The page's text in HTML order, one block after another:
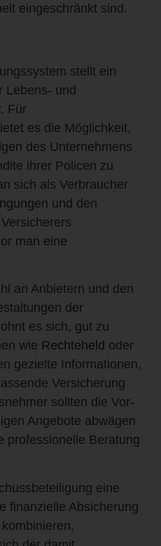
eingeschränkt sind.
stellt ein
Lebens- und
Für
es die Möglichkeit,
des Unternehmens
ihrer Policen zu
sich als Verbraucher
und den
man eine
an Anbietern und den
der
es sich, gut zu
wie Rechteheld oder
gezielte Informationen,
Versicherung
sollten die Vor-
Angebote abwägen
professionelle Beratung
eine
finanzielle Absicherung